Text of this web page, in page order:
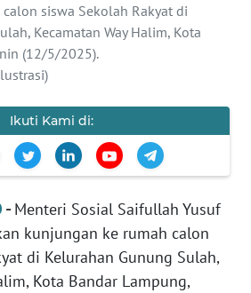
siswa Sekolah Rakyat di
Kecamatan Way Halim, Kota
(12/5/2025).
Ikuti Kami di:
-Menteri Sosial Saifullah Yusuf
kunjungan ke rumah calon
di Kelurahan Gunung Sulah,
Kota Bandar Lampung,